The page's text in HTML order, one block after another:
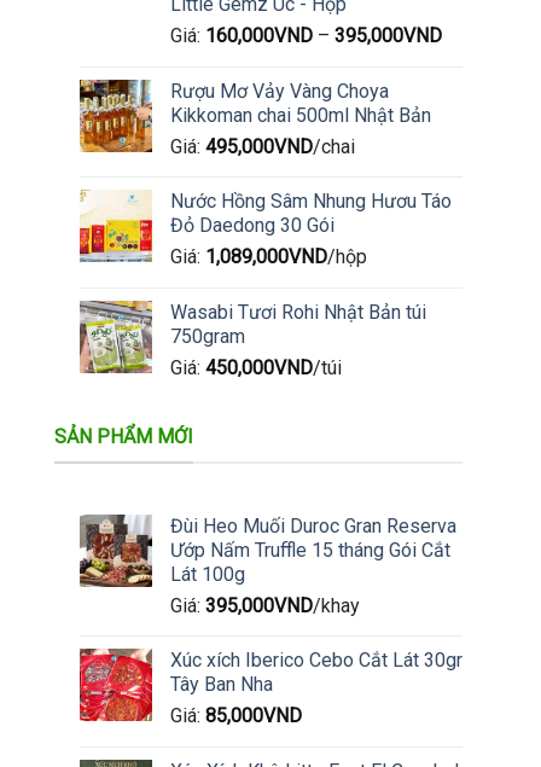
Giá: 160,000VND– 395,000VND
Rượu Mơ Vảy Vàng Choya
Kikkoman chai 500ml Nhật Bản
Giá: 495,000VND/chai
Nước Hồng Sâm Nhung Hươu Táo
Đỏ Daedong 30 Gói
Giá: 1,089,000VND/hộp
Wasabi Tươi Rohi Nhật Bản túi
750gram
Giá: 450,000VND/túi
SẢN PHẨM MỚI
Đùi Heo Muối Duroc Gran Reserva
Ướp Nấm Truffle 15 tháng Gói Cắt
Lát 100g
Giá: 395,000VND/khay
Xúc xích Iberico Cebo Cắt Lát 30gr
Tây Ban Nha
Giá: 85,000VND